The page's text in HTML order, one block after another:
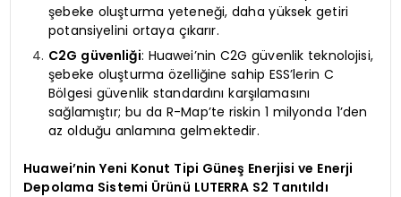
şebeke oluşturma yeteneği, daha yüksek getiri
potansiyelini ortaya çıkarır.
C2G güvenliği: Huawei’nin C2G güvenlik teknolojisi,
şebeke oluşturma özelliğine sahip ESS’lerin C
Bölgesi güvenlik standardını karşılamasını
sağlamıştır; bu da R-Map’te riskin 1 milyonda 1’den
az olduğu anlamına gelmektedir.
Huawei’nin Yeni Konut Tipi Güneş Enerjisi ve Enerji
Depolama Sistemi Ürünü LUTERRA S2 Tanıtıldı